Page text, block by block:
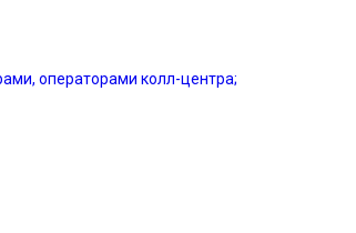
операторами колл-центра;